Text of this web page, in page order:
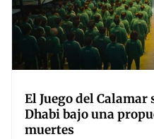
El Juego del
Dhabi bajo una
muertes